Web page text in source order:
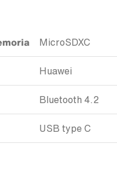
MicroSDXC
Huawei
Bluetooth 4.2
USB type C